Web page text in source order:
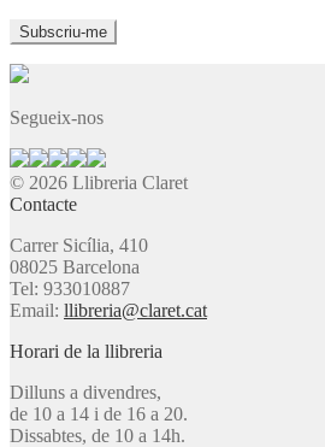
Segueix-nos
© 2026 Llibreria Claret
Contacte
Carrer Sicília, 410
08025 Barcelona
Tel: 933010887
Email: llibreria@claret.cat
Horari de la llibreria
Dilluns a divendres,
de 10 a 14 i de 16 a 20.
Dissabtes, de 10 a 14h.